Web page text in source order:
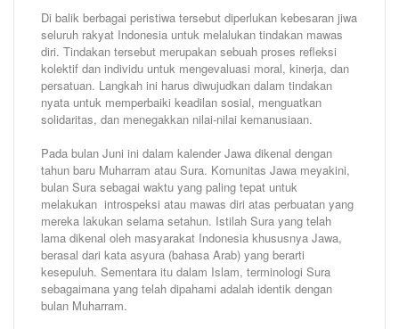
Di balik berbagai peristiwa tersebut diperlukan kebesaran jiwa
seluruh rakyat Indonesia untuk melalukan tindakan mawas
diri. Tindakan tersebut merupakan sebuah proses refleksi
kolektif dan individu untuk mengevaluasi moral, kinerja, dan
persatuan. Langkah ini harus diwujudkan dalam tindakan
nyata untuk memperbaiki keadilan sosial, menguatkan
solidaritas, dan menegakkan nilai-nilai kemanusiaan.
Pada bulan Juni ini dalam kalender Jawa dikenal dengan
tahun baru Muharram atau Sura. Komunitas Jawa meyakini,
bulan Sura sebagai waktu yang paling tepat untuk
melakukan introspeksi atau mawas diri atas perbuatan yang
mereka lakukan selama setahun. Istilah Sura yang telah
lama dikenal oleh masyarakat Indonesia khususnya Jawa,
berasal dari kata asyura (bahasa Arab) yang berarti
kesepuluh. Sementara itu dalam Islam, terminologi Sura
sebagaimana yang telah dipahami adalah identik dengan
bulan Muharram.